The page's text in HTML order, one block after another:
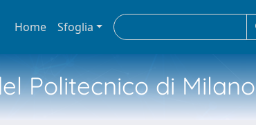
Home Sfoglia
Politecnico di Milano